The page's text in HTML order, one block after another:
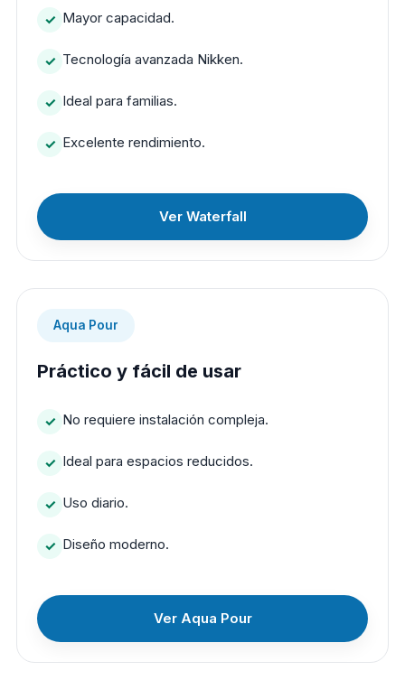
Mayor capacidad.
Tecnología avanzada Nikken.
Ideal para familias.
Excelente rendimiento.
Ver Waterfall
Aqua Pour
Práctico y fácil de usar
No requiere instalación compleja.
Ideal para espacios reducidos.
Uso diario.
Diseño moderno.
Ver Aqua Pour